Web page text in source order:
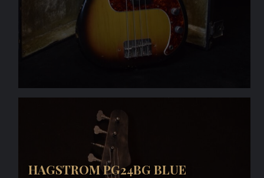
HAGSTROM PG24BG BLUE